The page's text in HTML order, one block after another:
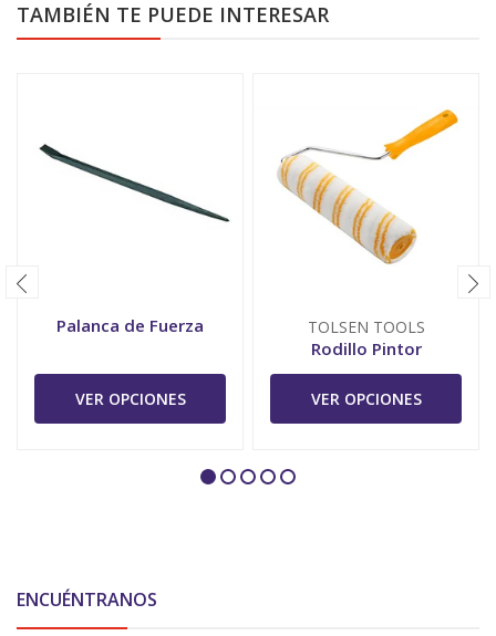
TAMBIÉN TE PUEDE INTERESAR
Palanca de Fuerza
VER OPCIONES
TOLSEN TOOLS
Rodillo Pintor
VER OPCIONES
ENCUÉNTRANOS